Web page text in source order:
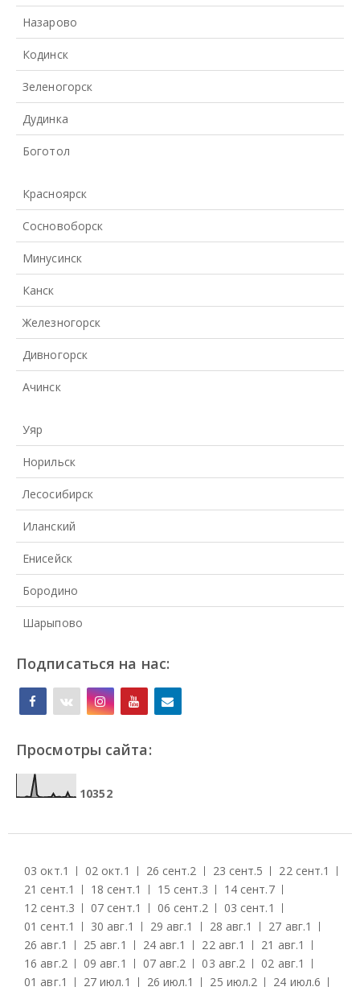
Назарово
Кодинск
Зеленогорск
Дудинка
Боготол
Красноярск
Сосновоборск
Минусинск
Канск
Железногорск
Дивногорск
Ачинск
Уяр
Норильск
Лесосибирск
Иланский
Енисейск
Бородино
Шарыпово
Подписаться на нас:
Просмотры сайта:
10352
03 окт.1 02 окт.1 26 сент.2 23 сент.5 22 сент.1
21 сент.1 18 сент.1 15 сент.3 14 сент.7
12 сент.3 07 сент.1 06 сент.2 03 сент.1
01 сент.1 30 авг.1 29 авг.1 28 авг.1 27 авг.1
26 авг.1 25 авг.1 24 авг.1 22 авг.1 21 авг.1
16 авг.2 09 авг.1 07 авг.2 03 авг.2 02 авг.1
01 авг.1 27 июл.1 26 июл.1 25 июл.2 24 июл.6